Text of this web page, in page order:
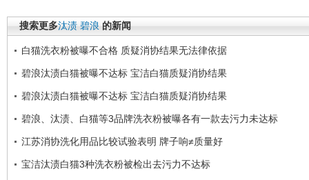
搜索更多汰渍 碧浪 的新闻
白猫洗衣粉被曝不合格 质疑消协结果无法律依据
碧浪汰渍白猫被曝不达标 宝洁白猫质疑消协结果
碧浪汰渍白猫被曝不达标 宝洁白猫质疑消协结果
碧浪、汰渍、白猫等3品牌洗衣粉被曝各有一款去污力未达标
江苏消协洗化用品比较试验表明 牌子响≠质量好
宝洁汰渍白猫3种洗衣粉被检出去污力不达标